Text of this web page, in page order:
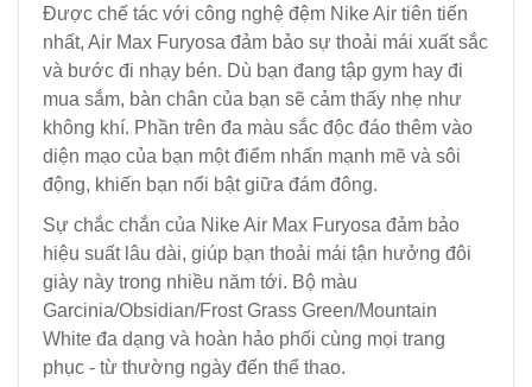
Được chế tác với công nghệ đệm Nike Air tiên tiến
nhất, Air Max Furyosa đảm bảo sự thoải mái xuất sắc
và bước đi nhạy bén. Dù bạn đang tập gym hay đi
mua sắm, bàn chân của bạn sẽ cảm thấy nhẹ như
không khí. Phần trên đa màu sắc độc đáo thêm vào
diện mạo của bạn một điểm nhấn mạnh mẽ và sôi
động, khiến bạn nổi bật giữa đám đông.
Sự chắc chắn của Nike Air Max Furyosa đảm bảo
hiệu suất lâu dài, giúp bạn thoải mái tận hưởng đôi
giày này trong nhiều năm tới. Bộ màu
Garcinia/Obsidian/Frost Grass Green/Mountain
White đa dạng và hoàn hảo phối cùng mọi trang
phục - từ thường ngày đến thể thao.